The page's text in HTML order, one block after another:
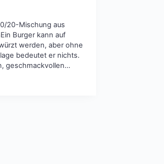
20-Mischung aus
Burger kann auf
werden, aber ohne
bedeutet er nichts.
geschmackvollen…